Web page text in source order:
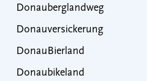
Donauberglandweg
Donauversickerung
DonauBierland
Donaubikeland